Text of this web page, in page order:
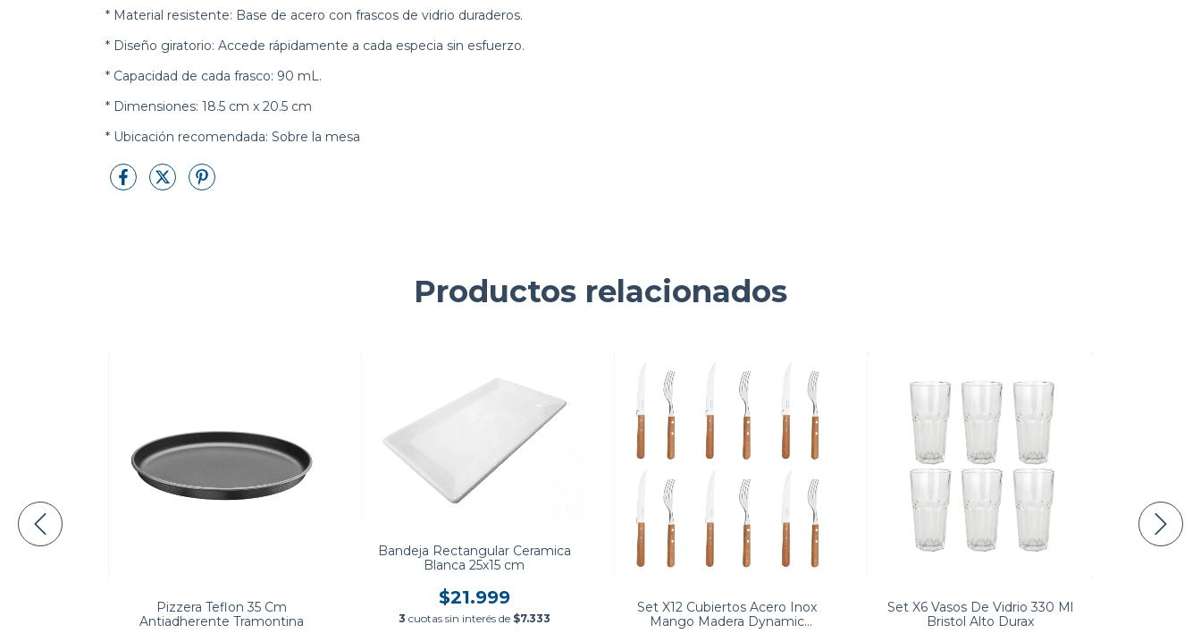
* Material resistente: Base de acero con frascos de vidrio duraderos.
* Diseño giratorio: Accede rápidamente a cada especia sin esfuerzo.
* Capacidad de cada frasco: 90 mL.
* Dimensiones: 18.5 cm x 20.5 cm
* Ubicación recomendada: Sobre la mesa
Productos relacionados
250 ml
Pizzera Teflon 35 Cm
Antiadherente Tramontina
Bandeja Rectangular Ceramica
Blanca 25x15 cm
$21.999
3 cuotas sin interés de $7.333
Set X12 Cubiertos Acero Inox
Mango Madera Dynamic
Set X6 Vasos De Vidrio 330 Ml
Bristol Alto Durax